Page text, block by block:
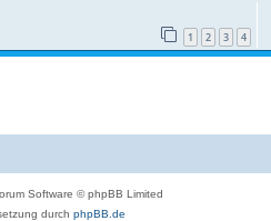
1 2 3 4
Software © phpBB Limited
durch phpBB.de